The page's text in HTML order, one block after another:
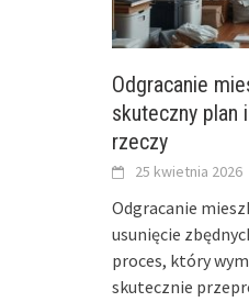
Odgracanie
skuteczny plan
rzeczy
25 kwietnia 2026
Odgracanie
usunięcie
proces, który
skutecznie